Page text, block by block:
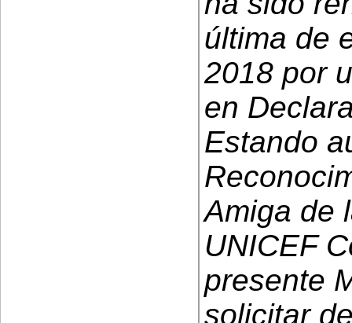
última de
2018 por
en
Estando
Amiga de
UNICEF
presente
solicitar